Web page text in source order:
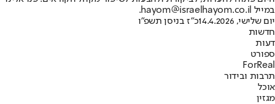
במייל hayom@israelhayom.co.il.
יום שלישי, 14.4.2026
כ"ז בניסן תשפ"ו
חדשות
דעות
ספורט
ForReal
תרבות ובידור
אוכל
מגזין